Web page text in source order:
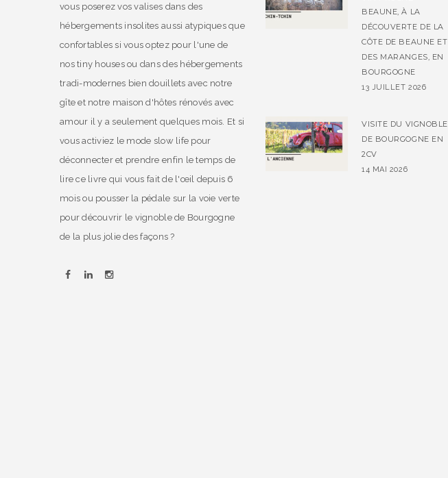
vous poserez vos valises dans des
hébergements insolites aussi atypiques que
confortables si vous optez pour l'une de
nos tiny houses ou dans des hébergements
tradi-modernes bien douillets avec notre
gîte et notre maison d'hôtes rénovés avec
amour il y a seulement quelques mois. Et si
vous activiez le mode slow life pour
déconnecter et prendre enfin le temps de
lire ce livre qui vous fait de l'œil depuis 6
mois ou pousser la pédale sur la voie verte
pour découvrir le vignoble de Bourgogne
de la plus jolie des façons ?
BEAUNE, À LA
DÉCOUVERTE DE LA
CÔTE DE BEAUNE ET
DES MARANGES, EN
BOURGOGNE
13 JUILLET 2026
VISITE DU VIGNOBLE
DE BOURGOGNE EN
2CV
14 MAI 2026